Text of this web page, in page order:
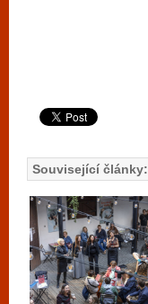
Související články: